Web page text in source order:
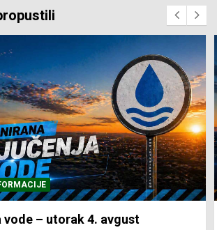
– utorak 4. avgust